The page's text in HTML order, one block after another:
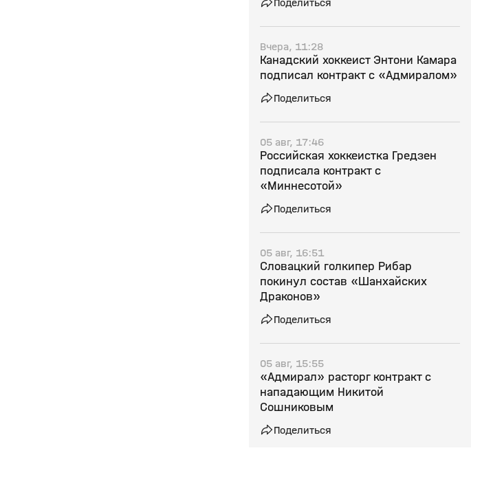
Вчера, 11:28
Канадский хоккеист Энтони Камара
подписал контракт с «Адмиралом»
Поделиться
05 авг, 17:46
Российская хоккеистка Гредзен
подписала контракт с
«Миннесотой»
Поделиться
05 авг, 16:51
Словацкий голкипер Рибар
покинул состав «Шанхайских
Драконов»
Поделиться
05 авг, 15:55
«Адмирал» расторг контракт с
нападающим Никитой
Сошниковым
Поделиться